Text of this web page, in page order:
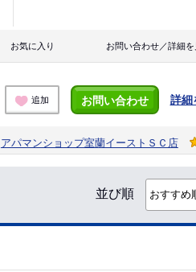
お気に入り お問い合わせ／詳細を
追加 お問い合わせ 詳細
アパマンショップ室蘭イーストＳＣ店
並び順